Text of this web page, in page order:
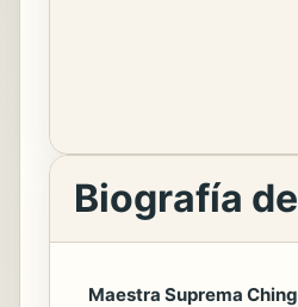
Biografía
Maestra Suprema